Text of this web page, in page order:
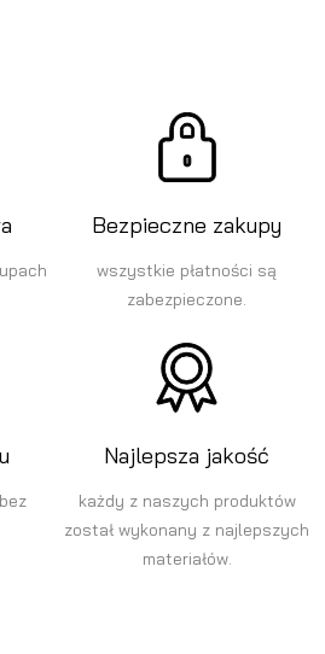
Bezpieczne zakupy
wszystkie płatności są
zabezpieczone.
Najlepsza jakość
każdy z naszych produktów
został wykonany z najlepszych
materiałów.